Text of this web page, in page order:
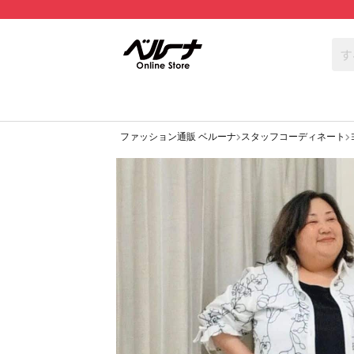
ファッション通販 ベルーナ スタッフコーディネート